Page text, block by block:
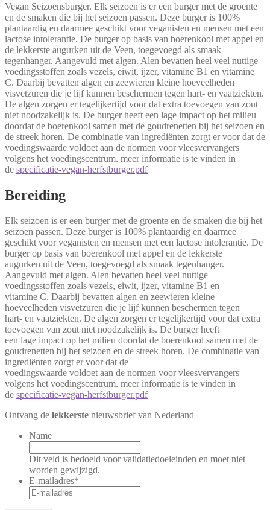
Vegan Seizoensburger. Elk seizoen is er een burger met de groente
en de smaken die bij het seizoen passen. Deze burger is 100%
plantaardig en daarmee geschikt voor veganisten en mensen met een
lactose intolerantie. De burger op basis van boerenkool met appel en
de lekkerste augurken uit de Veen, toegevoegd als smaak
tegenhanger. Aangevuld met algen. Alen bevatten heel veel nuttige
voedingsstoffen zoals vezels, eiwit, ijzer, vitamine B1 en vitamine
C. Daarbij bevatten algen en zeewieren kleine hoeveelheden
visvetzuren die je lijf kunnen beschermen tegen hart- en vaatziekten.
De algen zorgen er tegelijkertijd voor dat extra toevoegen van zout
niet noodzakelijk is. De burger heeft een lage impact op het milieu
doordat de boerenkool samen met de goudrenetten bij het seizoen en
de streek horen. De combinatie van ingrediënten zorgt er voor dat de
voedingswaarde voldoet aan de normen voor vleesvervangers
volgens het voedingscentrum. meer informatie is te vinden in
de specificatie-vegan-herfstburger.pdf
Bereiding
Elk seizoen is er een burger met de groente en de smaken die bij het
seizoen passen. Deze burger is 100% plantaardig en daarmee
geschikt voor veganisten en mensen met een lactose intolerantie. De
burger op basis van boerenkool met appel en de lekkerste
augurken uit de Veen, toegevoegd als smaak tegenhanger.
Aangevuld met algen. Alen bevatten heel veel nuttige
voedingsstoffen zoals vezels, eiwit, ijzer, vitamine B1 en
vitamine C. Daarbij bevatten algen en zeewieren kleine
hoeveelheden visvetzuren die je lijf kunnen beschermen tegen
hart- en vaatziekten. De algen zorgen er tegelijkertijd voor dat extra
toevoegen van zout niet noodzakelijk is. De burger heeft
een lage impact op het milieu doordat de boerenkool samen met de
goudrenetten bij het seizoen en de streek horen. De combinatie van
ingrediënten zorgt er voor dat de
voedingswaarde voldoet aan de normen voor vleesvervangers
volgens het voedingscentrum. meer informatie is te vinden in
de specificatie-vegan-herfstburger.pdf
Ontvang de lekkerste nieuwsbrief van Nederland
Name
Dit veld is bedoeld voor validatiedoeleinden en moet niet
worden gewijzigd.
E-mailadres*